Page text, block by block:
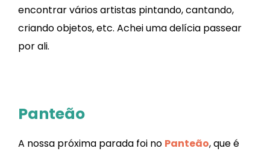
encontrar vários artistas pintando, cantando,
criando objetos, etc. Achei uma delícia passear
por ali.
Panteão
A nossa próxima parada foi no Panteão, que é